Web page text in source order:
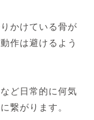
かけている骨が
作は避けるよう
など日常的に何気
繋がります。